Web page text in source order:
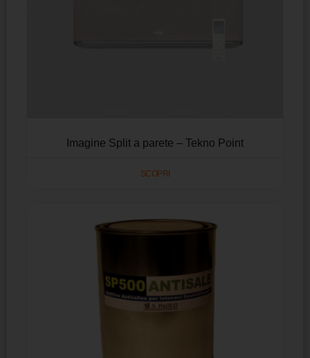
Imagine Split a parete – Tekno Point
SCOPRI